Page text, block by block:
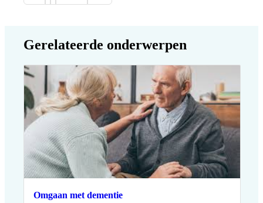
Gerelateerde onderwerpen
Omgaan met dementie